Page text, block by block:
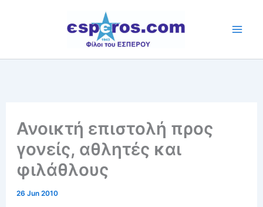
Ανοικτή επιστολή προς
γονείς, αθλητές και
φιλάθλους
26 Jun 2010